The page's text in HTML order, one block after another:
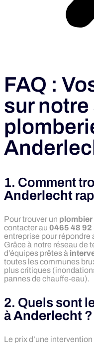
FAQ :
sur
1. Comment
Anderlecht
Pour trouver un
contacter au 0465 48 92
entreprise pour répondre
Grâce à notre réseau de
d’équipes prêtes à
toutes les communes
plus critiques
pannes de chauffe-eau).
2. Quels sont
àAnderlecht ?
Le prix d’une intervention